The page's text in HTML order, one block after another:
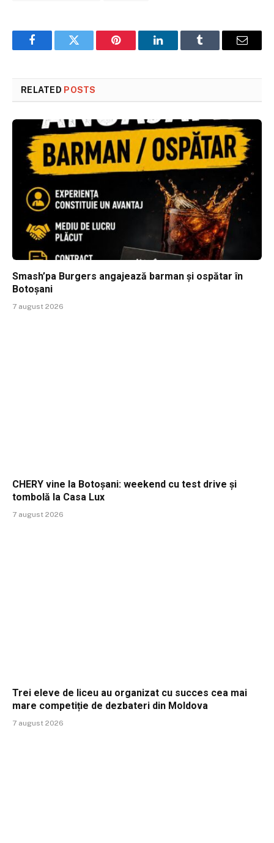
FacebookTwitter Pinterest LinkedInTumblr Email
RELATED POSTS
Smash’pa Burgers angajează barman și ospătar în
Botoșani
7 august 2026
CHERY vine la Botoșani: weekend cu test drive și
tombolă la Casa Lux
7 august 2026
Trei eleve de liceu au organizat cu succes cea mai
mare competiție de dezbateri din Moldova
7 august 2026